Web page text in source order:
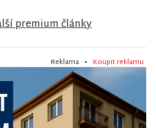
premium články
Reklama • Koupit reklamu